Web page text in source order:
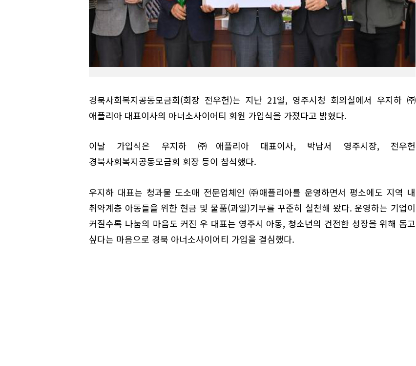
경북사회복지공동모금회(회장 전우헌)는 지난 21일, 영주시청 회의실에서 우지하 ㈜
애플리아 대표이사의 아너소사이어티 회원 가입식을 가졌다고 밝혔다.
이날 가입식은 우지하 ㈜애플리아 대표이사, 박남서 영주시장, 전우헌
경북사회복지공동모금회 회장 등이 참석했다.
우지하 대표는 청과물 도소매 전문업체인 ㈜애플리아를 운영하면서 평소에도 지역 내
취약계층 아동들을 위한 현금 및 물품(과일)기부를 꾸준히 실천해 왔다. 운영하는 기업이
커질수록 나눔의 마음도 커진 우 대표는 영주시 아동, 청소년의 건전한 성장을 위해 돕고
싶다는 마음으로 경북 아너소사이어티 가입을 결심했다.